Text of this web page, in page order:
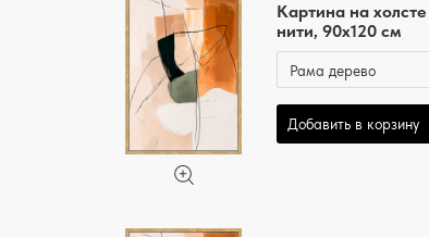
Картина на
нити, 90x120 см
Рама дерево
Добавить в корзину